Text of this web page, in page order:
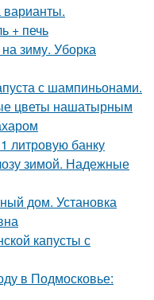
варианты.
+ печь
зиму. Уборка
с шампиньонами.
цветы нашатырным
литровую банку
зимой. Надежные
дом. Установка
капусты с
в Подмосковье: